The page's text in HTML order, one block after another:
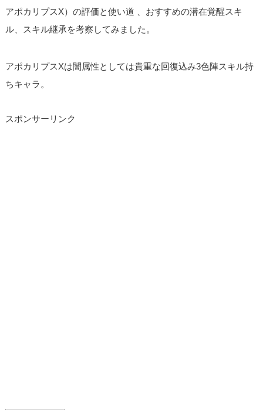
アポカリプスX）の評価と使い道 、おすすめの潜在覚醒スキ
ル、スキル継承を考察してみました。
アポカリプスXは闇属性としては貴重な回復込み3色陣スキル持
ちキャラ。
スポンサーリンク